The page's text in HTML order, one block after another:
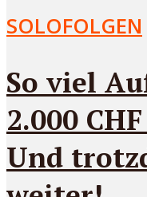
SOLOFOLGEN
So viel
2.000
Und